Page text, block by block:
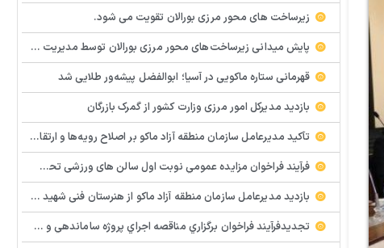
زیرساخت های محور مرزی بورالان تقویت می شود.
پایش میدانی زیرساخت‌های محور مرزی بورالان توسط مدیریت امور شهری و روستایی سازمان منطقه آزاد ماکو ‌
قهرمانی ستاره ماکویی در آسیا؛ ابوالفضل پیشه‌ور طلایی شد
بازدید مدیرکل امور مرزی وزارت کشور از گمرک بازرگان
تأکید مدیرعامل سازمان منطقه آزاد ماکو بر اصلاح رویه‌ها و ارتقای جایگاه مرز بازرگان
فرآيند فراخوان مزایده عمومي نوبت اول سالن های ورزشی تحت اختیار منطقه آزاد ماکو در شهرهای بازرگان – شوط و پلدشت
بازدید مدیرعامل سازمان منطقه آزاد ماکو از هنرستان فنی شهید پیر احمدی؛ بررسی میدانی مشکلات و موانع آموزشی
تجدیدفرآيند فراخوان برگزاري مناقصه اجراي پروژه ساماندهي و زيباسازي بلوار پليس راه ماكو